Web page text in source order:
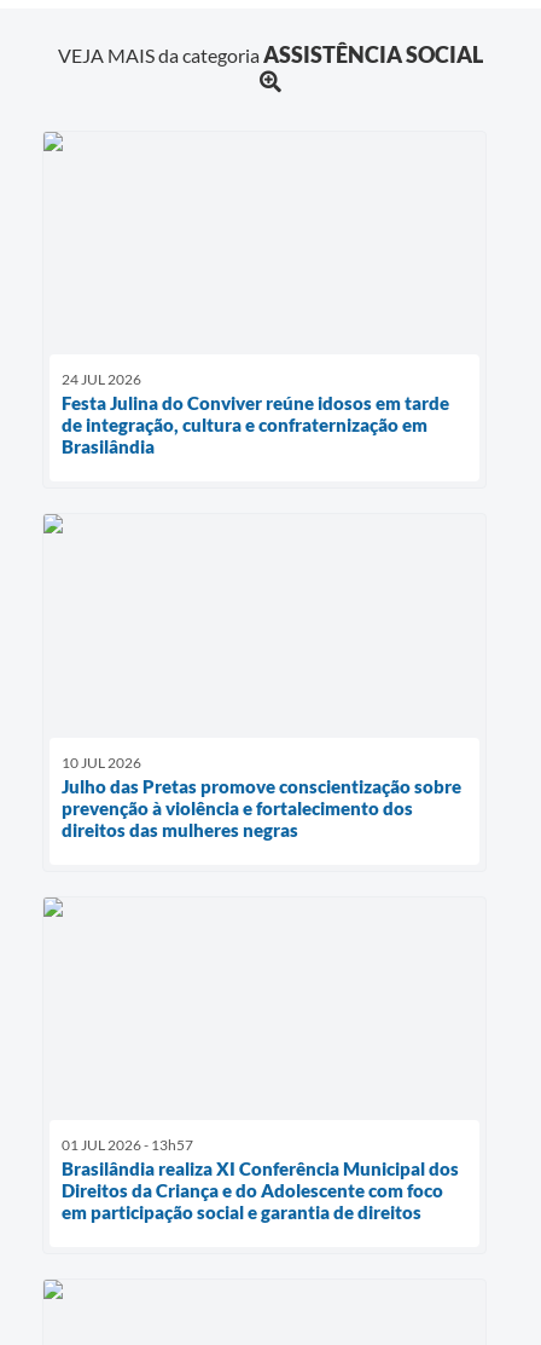
VEJA MAIS da categoriaASSISTÊNCIA SOCIAL
24 JUL 2026
Festa Julina do Conviver reúne idosos em tarde
de integração, cultura e confraternização em
Brasilândia
10 JUL 2026
Julho das Pretas promove conscientização sobre
prevenção à violência e fortalecimento dos
direitos das mulheres negras
01 JUL 2026 - 13h57
Brasilândia realiza XI Conferência Municipal dos
Direitos da Criança e do Adolescente com foco
em participação social e garantia de direitos